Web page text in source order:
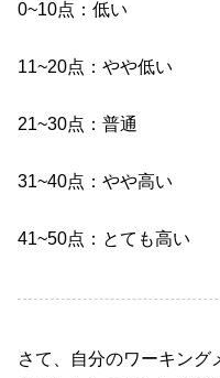
0~10点：低い
11~20点：やや低い
21~30点：普通
31~40点：やや高い
41~50点：とても高い
さて、自分のワーキング